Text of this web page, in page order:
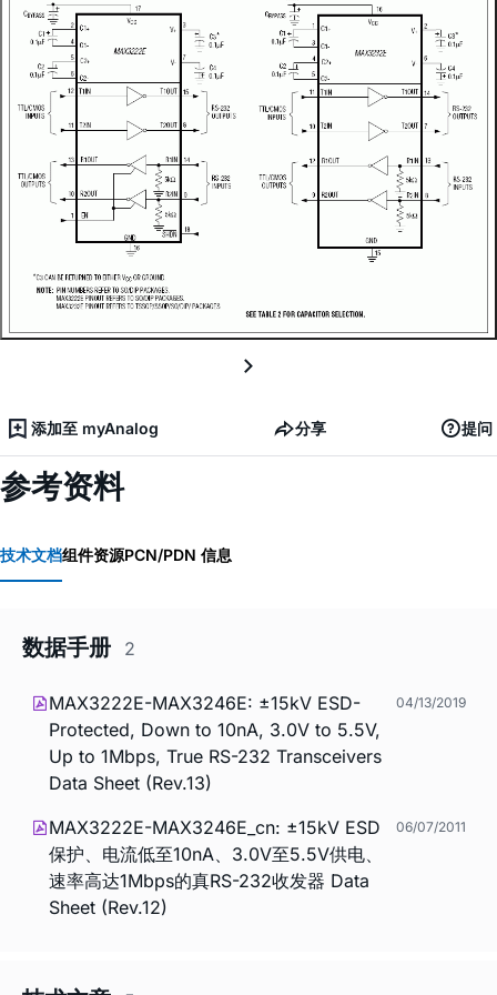
添加至 myAnalog 分享 提问
参考资料
技术文档组件资源PCN/PDN 信息
数据手册 2
MAX3222E-MAX3246E: ±15kV ESD-
Protected, Down to 10nA, 3.0V to 5.5V,
Up to 1Mbps, True RS-232 Transceivers
Data Sheet (Rev.13)
04/13/2019
MAX3222E-MAX3246E_cn: ±15kV ESD
保护、电流低至10nA、3.0V至5.5V供电、
速率高达1Mbps的真RS-232收发器 Data
Sheet (Rev.12)
06/07/2011